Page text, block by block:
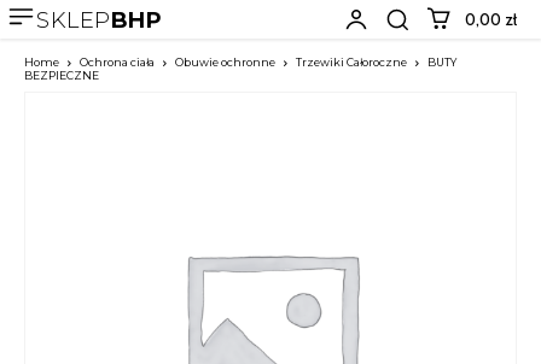
SKLEPBHP 0,00 zł
Home Ochrona ciała Obuwie ochronne Trzewiki Całoroczne
BUTY
BEZPIECZNE